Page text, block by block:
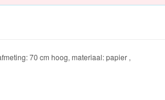
70 cm hoog, materiaal: papier ,